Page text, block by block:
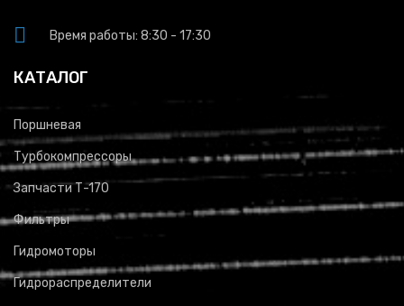
Время работы: 8:30 - 17:30
КАТАЛОГ
Поршневая
Турбокомпрессоры
Запчасти Т-170
Фильтры
Гидромоторы
Гидрораспределители